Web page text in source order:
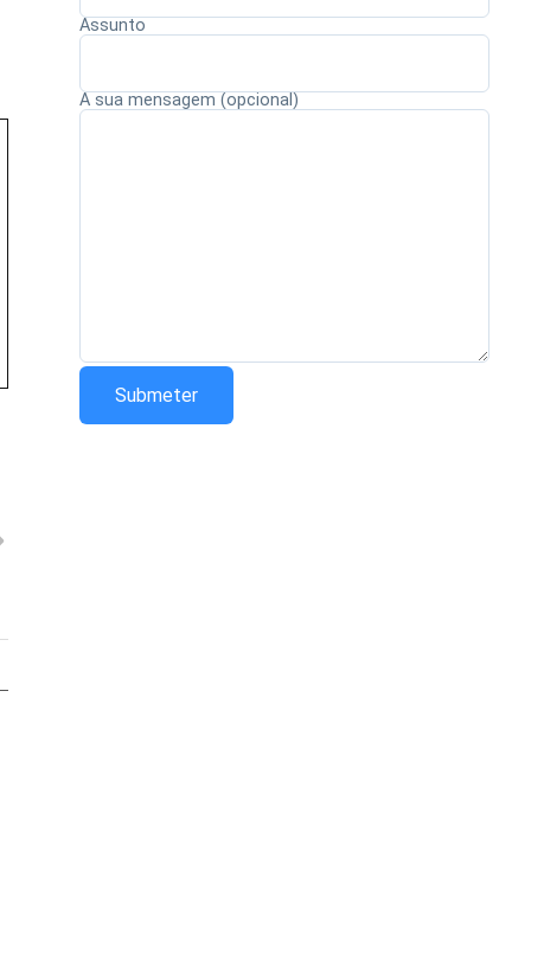
Assunto
A sua mensagem (opcional)